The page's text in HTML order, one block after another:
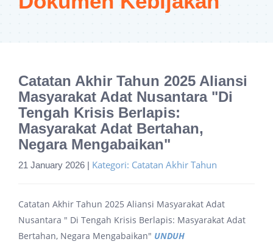
Catatan Akhir Tahun 2025 Aliansi
Masyarakat Adat Nusantara "Di
Tengah Krisis Berlapis:
Masyarakat Adat Bertahan,
Negara Mengabaikan"
21 January 2026 | Kategori: Catatan Akhir Tahun
Catatan Akhir Tahun 2025 Aliansi Masyarakat Adat
Nusantara " Di Tengah Krisis Berlapis: Masyarakat Adat
Bertahan, Negara Mengabaikan" UNDUH